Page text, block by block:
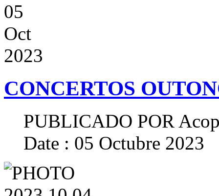
05
Oct
2023
CONCERTOS
PUBLICADO POR
Date : 05 Octubre 2023